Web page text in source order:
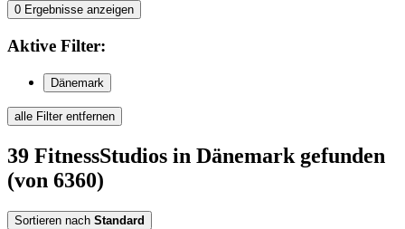
0 Ergebnisse anzeigen
Aktive Filter:
Dänemark
alle Filter entfernen
39 FitnessStudios in Dänemark gefunden
(von 6360)
Sortieren nach Standard